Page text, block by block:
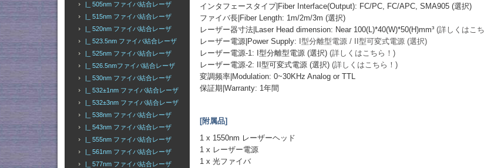
|_ 505nm ファイバ結合レーザ
|_ 515nm ファイバ結合レーザ
|_ 520nm ファイバ結合レーザ
|_ 523.5nm ファイバ結合レーザ
|_ 525nm ファイバ結合レーザ
|_ 526.5nmファイバ結合レーザ
|_ 530nm ファイバ結合レーザ
|_ 532±1nm ファイバ結合レーザ
|_ 532±3nm ファイバ結合レーザ
|_ 538nm ファイバ結合レーザ
|_ 543nm ファイバ結合レーザ
|_ 555nm ファイバ結合レーザ
|_ 561nm ファイバ結合レーザ
|_ 577nm ファイバ結合レーザ
インタフェースタイプ|Fiber Interface(Output): FC/PC, FC/APC, SMA905 (選択)
ファイバ長|Fiber Length: 1m/2m/3m (選択)
レーザー器寸法|Laser Head dimension: Near 100(L)*40(W)*50(H)mm³(詳しくはこ
レーザー電源|Power Supply: I型分離型電源 / II型可変式電源 (選択)
レーザー電源-1: I型分離型電源 (選択)(詳しくはこちら！)
レーザー電源-2: II型可変式電源 (選択)(詳しくはこちら！)
変調频率|Modulation: 0~30KHz Analog or TTL
保証期|Warranty: 1年間
[附属品]
1 x 1550nm レーザーヘッド
1 x レーザー電源
1 x 光ファイバ